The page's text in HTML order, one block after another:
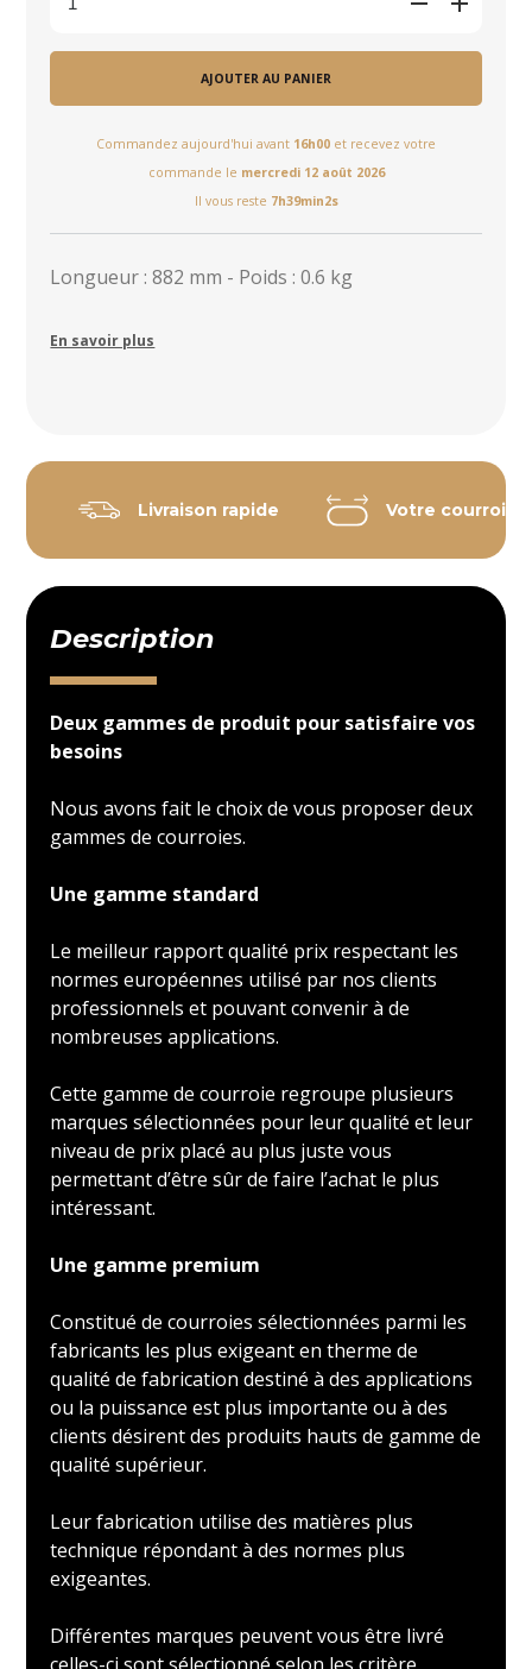
AJOUTER AU PANIER
Commandez aujourd'hui avant 16h00 et recevez votre
commande le mercredi 12 août 2026
Il vous reste 7h39min2s
Longueur : 882 mm - Poids : 0.6 kg
En savoir plus
Livraison rapide Votre courroie
Description
Deux gammes de produit pour satisfaire vos
besoins
Nous avons fait le choix de vous proposer deux
gammes de courroies.
Une gamme standard
Le meilleur rapport qualité prix respectant les
normes européennes utilisé par nos clients
professionnels et pouvant convenir à de
nombreuses applications.
Cette gamme de courroie regroupe plusieurs
marques sélectionnées pour leur qualité et leur
niveau de prix placé au plus juste vous
permettant d’être sûr de faire l’achat le plus
intéressant.
Une gamme premium
Constitué de courroies sélectionnées parmi les
fabricants les plus exigeant en therme de
qualité de fabrication destiné à des applications
ou la puissance est plus importante ou à des
clients désirent des produits hauts de gamme de
qualité supérieur.
Leur fabrication utilise des matières plus
technique répondant à des normes plus
exigeantes.
Différentes marques peuvent vous être livré